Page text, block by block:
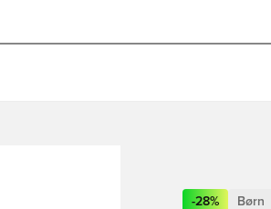
-28% Børn